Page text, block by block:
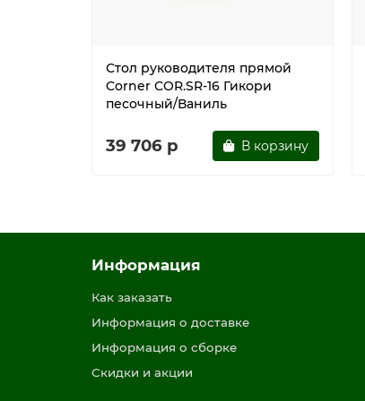
Стол руководителя прямой
Corner COR.SR-16 Гикори
песочный/Ваниль
39 706 р В корзину
Информация
Как заказать
Информация о доставке
Информация о сборке
Скидки и акции